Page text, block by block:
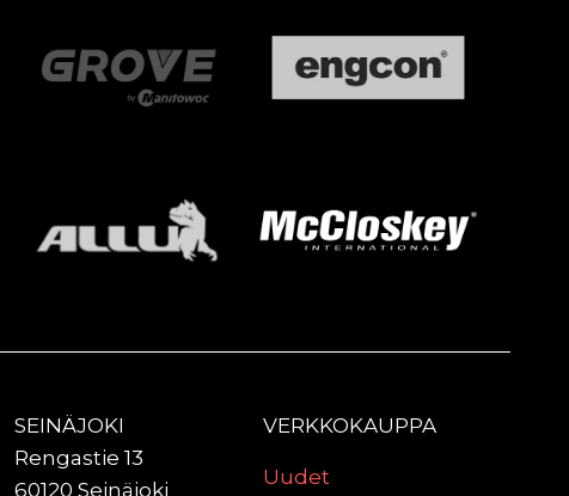
SEINÄJOKI
Rengastie 13
60120 Seinäjoki
VERKKOKAUPPA
Uudet